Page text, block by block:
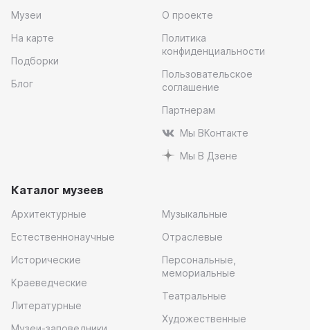
Музеи
На карте
Подборки
Блог
О проекте
Политика
конфиденциальности
Пользовательское
соглашение
Партнерам
Мы ВКонтакте
Мы В Дзене
Каталог музеев
Архитектурные
Естественнонаучные
Исторические
Краеведческие
Литературные
Музыкальные
Отраслевые
Персональные,
мемориальные
Театральные
Художественные